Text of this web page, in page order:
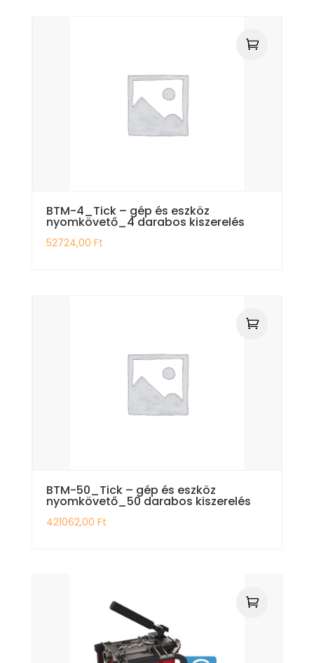
BTM-4_Tick – gép és eszköz
nyomkövető_4 darabos kiszerelés
52724,00 Ft
BTM-50_Tick – gép és eszköz
nyomkövető_50 darabos kiszerelés
421062,00 Ft